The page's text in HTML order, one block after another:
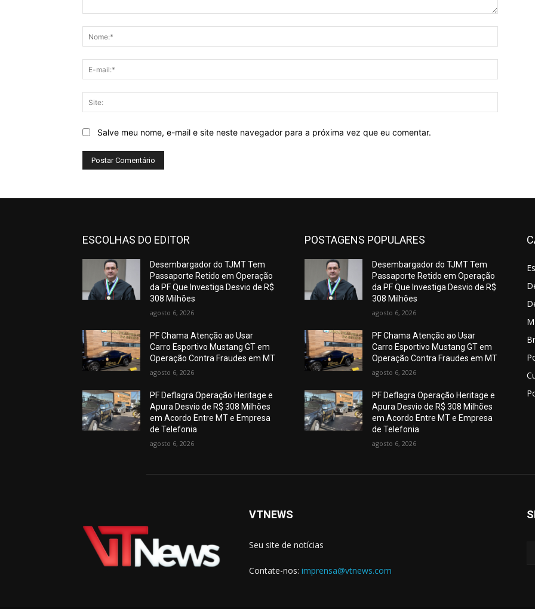
mail:*
Salve meu nome, e-mail e site neste navegador para a próxima vez que eu comentar.
ESCOLHAS DO EDITOR
Desembargador do TJMT Tem
Passaporte Retido em Operação
da PF Que Investiga Desvio de R$
308 Milhões
agosto 6, 2026
PF Chama Atenção ao Usar
Carro Esportivo Mustang GT em
Operação Contra Fraudes em MT
agosto 6, 2026
PF Deflagra Operação Heritage e
Apura Desvio de R$ 308 Milhões
em Acordo Entre MT e Empresa
de Telefonia
agosto 6, 2026
POSTAGENS POPULARES
Desembargador do TJMT Tem
Passaporte Retido em Operação
da PF Que Investiga Desvio de R$
308 Milhões
agosto 6, 2026
PF Chama Atenção ao Usar
Carro Esportivo Mustang GT em
Operação Contra Fraudes em MT
agosto 6, 2026
PF Deflagra Operação Heritage e
Apura Desvio de R$ 308 Milhões
em Acordo Entre MT e Empresa
de Telefonia
agosto 6, 2026
VTNEWS
Seu site de notícias
Contate-nos: imprensa@vtnews.com